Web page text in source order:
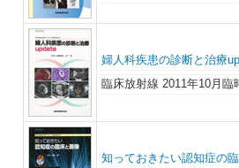
婦人科疾患の診断と治療
臨床放射線 2011年10月臨
知っておきたい認知症の